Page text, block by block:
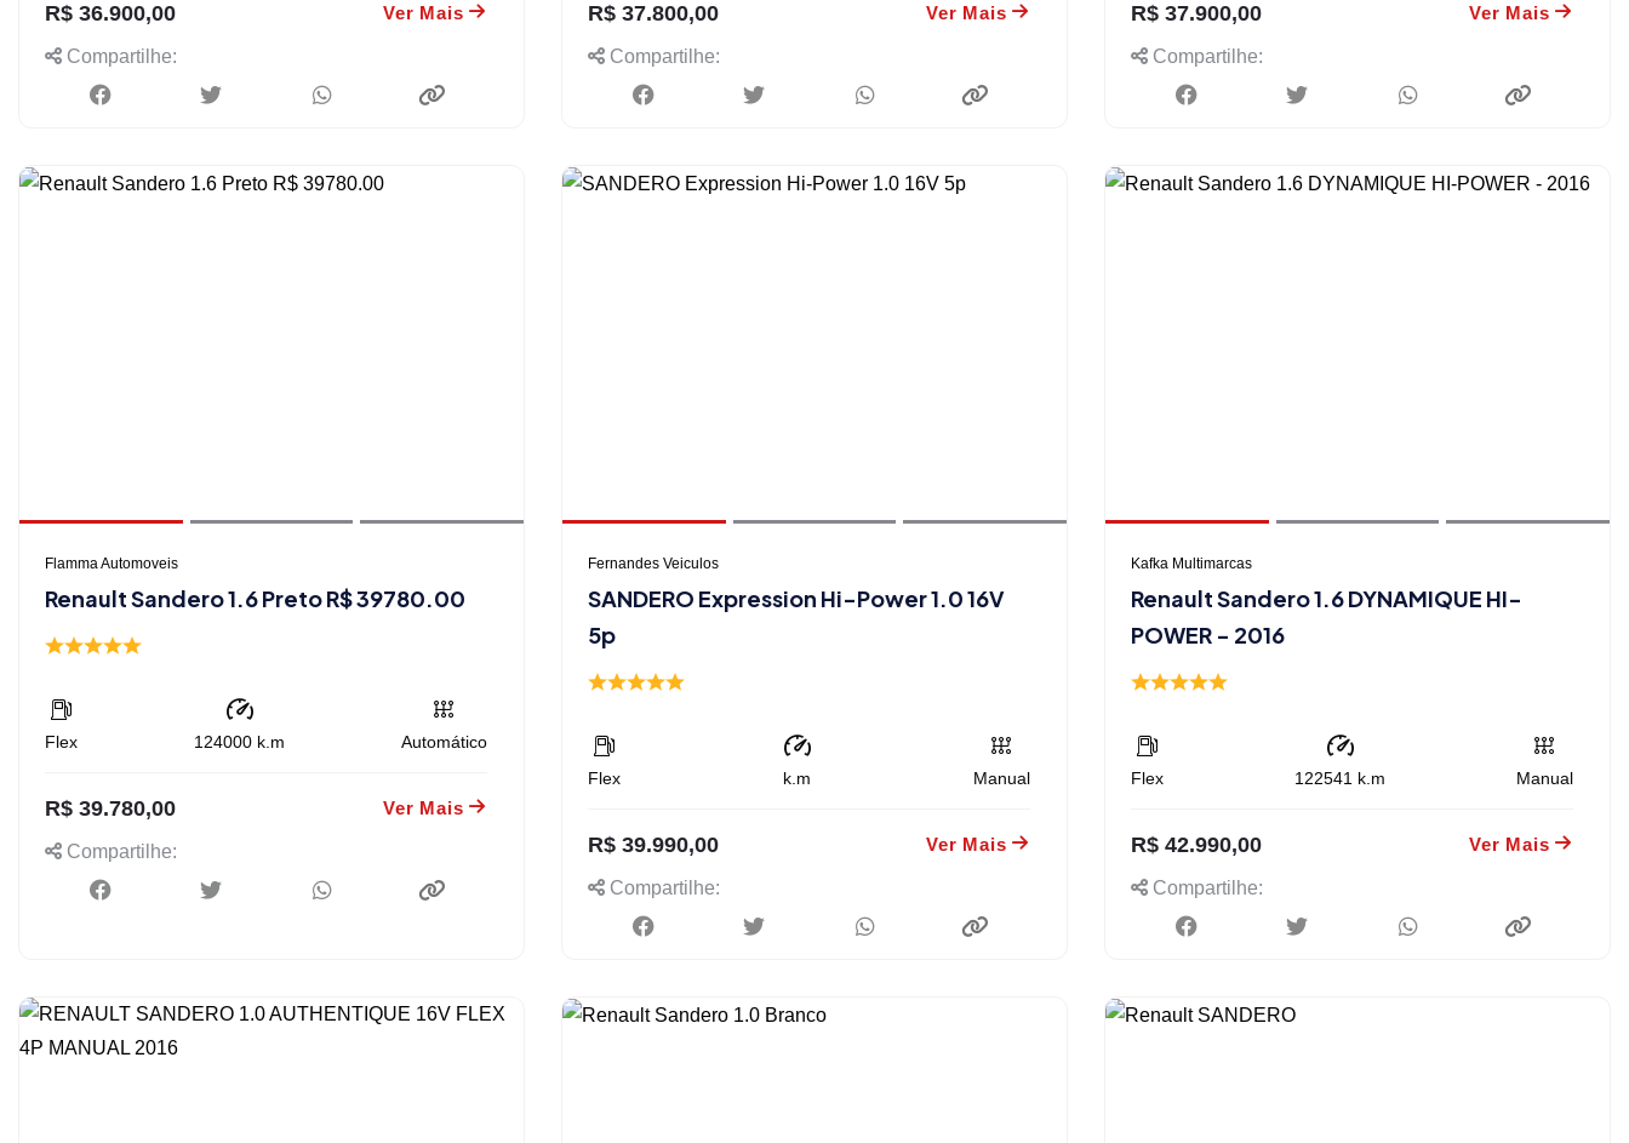
R$ 36.900,00 Ver Mais
Compartilhe:
R$ 37.800,00 Ver Mais
Compartilhe:
R$ 37.900,00 Ver Mais
Compartilhe:
Flamma Automoveis
Renault Sandero 1.6 Preto R$ 39780.00
Flex 124000 k.m Automático
R$ 39.780,00 Ver Mais
Compartilhe:
Fernandes Veiculos
SANDERO Expression Hi-Power 1.0 16V
5p
Flex k.m Manual
R$ 39.990,00 Ver Mais
Compartilhe:
Kafka Multimarcas
Renault Sandero 1.6 DYNAMIQUE HI-
POWER - 2016
Flex 122541 k.m Manual
R$ 42.990,00 Ver Mais
Compartilhe: